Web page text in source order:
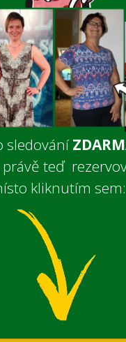
sledování
teď
kliknutím sem: